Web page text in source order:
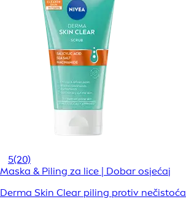
5(20)
Maska & Piling za lice | Dobar osjećaj
Derma Skin Clear piling protiv nečistoća